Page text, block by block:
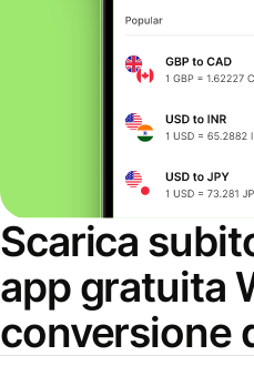
Scarica
app gratuita
conversione